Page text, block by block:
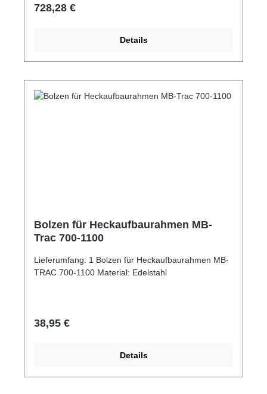
Regulärer Preis:
728,28 €
Details
Bolzen für Heckaufbaurahmen MB-
Trac 700-1100
Lieferumfang: 1 Bolzen für Heckaufbaurahmen MB-
TRAC 700-1100 Material: Edelstahl
Regulärer Preis:
38,95 €
Details